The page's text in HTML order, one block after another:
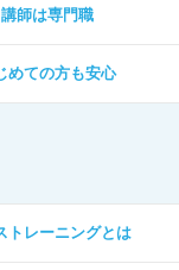
講師は専門職
めての方も安心
トレーニングとは